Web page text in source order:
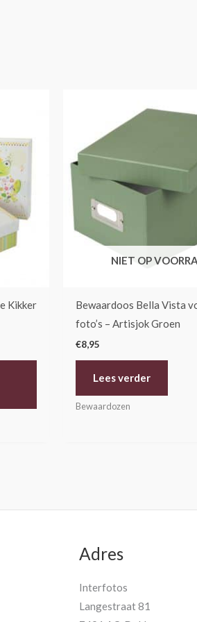
Kikker
NIET OP
Bewaardoos Bella Vista
foto’s – Artisjok Groen
€8,95
Lees verder
Bewaardozen
Adres
Interfotos
Langestraat 81